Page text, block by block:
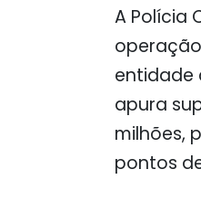
A Polícia
entidade
apura
milhões,
pontos